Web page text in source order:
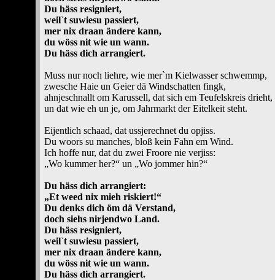
Du häss resigniert,
weil`t suwiesu passiert,
mer nix draan ändere kann,
du wöss nit wie un wann.
Du häss dich arrangiert.
Muss nur noch liehre, wie mer`m Kielwasser schwemmp,
zwesche Haie un Geier dä Windschatten fingk,
ahnjeschnallt om Karussell, dat sich em Teufelskreis drieht,
un dat wie eh un je, om Jahrmarkt der Eitelkeit steht.
Eijentlich schaad, dat ussjerechnet du opjiss.
Du woors su manches, bloß kein Fahn em Wind.
Ich hoffe nur, dat du zwei Froore nie verjiss:
„Wo kummer her?“ un „Wo jommer hin?“
Du häss dich arrangiert:
„Et weed nix mieh riskiert!“
Du denks dich öm dä Verstand,
doch siehs nirjendwo Land.
Du häss resigniert,
weil`t suwiesu passiert,
mer nix draan ändere kann,
du wöss nit wie un wann.
Du häss dich arrangiert.